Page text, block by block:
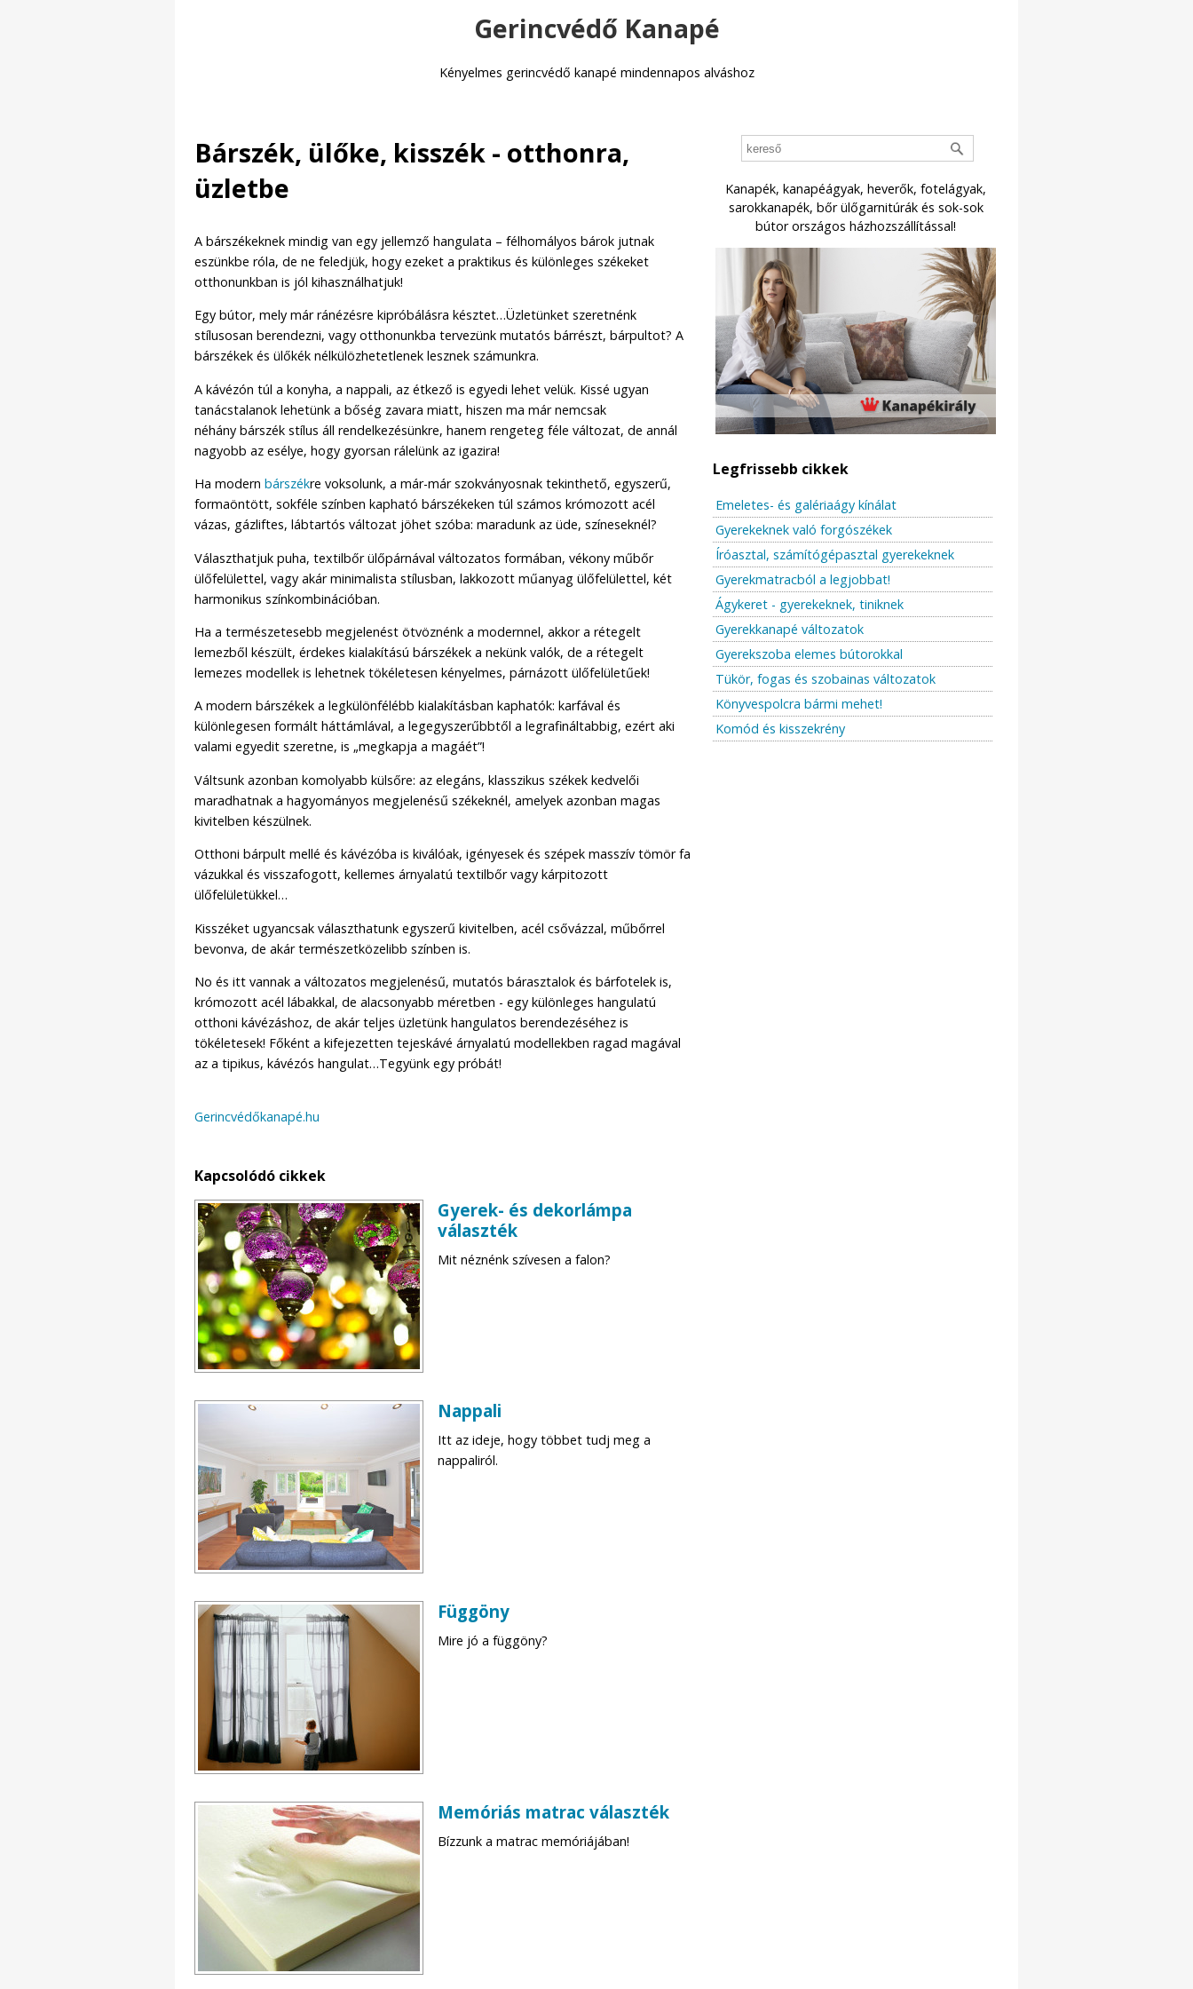
Gerincvédő Kanapé
Kényelmes gerincvédő kanapé mindennapos alváshoz
Bárszék, ülőke, kisszék - otthonra,
üzletbe
A bárszékeknek mindig van egy jellemző hangulata – félhomályos bárok jutnak
eszünkbe róla, de ne feledjük, hogy ezeket a praktikus és különleges székeket
otthonunkban is jól kihasználhatjuk!
Egy bútor, mely már ránézésre kipróbálásra késztet…Üzletünket szeretnénk
stílusosan berendezni, vagy otthonunkba tervezünk mutatós bárrészt, bárpultot? A
bárszékek és ülőkék nélkülözhetetlenek lesznek számunkra.
A kávézón túl a konyha, a nappali, az étkező is egyedi lehet velük. Kissé ugyan
tanácstalanok lehetünk a bőség zavara miatt, hiszen ma már nemcsak
néhány bárszék stílus áll rendelkezésünkre, hanem rengeteg féle változat, de annál
nagyobb az esélye, hogy gyorsan rálelünk az igazira!
Ha modern bárszékre voksolunk, a már-már szokványosnak tekinthető, egyszerű,
formaöntött, sokféle színben kapható bárszékeken túl számos krómozott acél
vázas, gázliftes, lábtartós változat jöhet szóba: maradunk az üde, színeseknél?
Választhatjuk puha, textilbőr ülőpárnával változatos formában, vékony műbőr
ülőfelülettel, vagy akár minimalista stílusban, lakkozott műanyag ülőfelülettel, két
harmonikus színkombinációban.
Ha a természetesebb megjelenést ötvöznénk a modernnel, akkor a rétegelt
lemezből készült, érdekes kialakítású bárszékek a nekünk valók, de a rétegelt
lemezes modellek is lehetnek tökéletesen kényelmes, párnázott ülőfelületűek!
A modern bárszékek a legkülönfélébb kialakításban kaphatók: karfával és
különlegesen formált háttámlával, a legegyszerűbbtől a legrafináltabbig, ezért aki
valami egyedit szeretne, is „megkapja a magáét”!
Váltsunk azonban komolyabb külsőre: az elegáns, klasszikus székek kedvelői
maradhatnak a hagyományos megjelenésű székeknél, amelyek azonban magas
kivitelben készülnek.
Otthoni bárpult mellé és kávézóba is kiválóak, igényesek és szépek masszív tömör fa
vázukkal és visszafogott, kellemes árnyalatú textilbőr vagy kárpitozott
ülőfelületükkel…
Kisszéket ugyancsak választhatunk egyszerű kivitelben, acél csővázzal, műbőrrel
bevonva, de akár természetközelibb színben is.
No és itt vannak a változatos megjelenésű, mutatós bárasztalok és bárfotelek is,
krómozott acél lábakkal, de alacsonyabb méretben - egy különleges hangulatú
otthoni kávézáshoz, de akár teljes üzletünk hangulatos berendezéséhez is
tökéletesek! Főként a kifejezetten tejeskávé árnyalatú modellekben ragad magával
az a tipikus, kávézós hangulat…Tegyünk egy próbát!
Gerincvédőkanapé.hu
Kapcsolódó cikkek
Gyerek- és dekorlámpa
választék
Mit néznénk szívesen a falon?
Nappali
Itt az ideje, hogy többet tudj meg a
nappaliról.
Függöny
Mire jó a függöny?
Memóriás matrac választék
Bízzunk a matrac memóriájában!
Kanapék, kanapéágyak, heverők, fotelágyak,
sarokkanapék, bőr ülőgarnitúrák és sok-sok
bútor országos házhozszállítással!
Legfrissebb cikkek
Emeletes- és galériaágy kínálat
Gyerekeknek való forgószékek
Íróasztal, számítógépasztal gyerekeknek
Gyerekmatracból a legjobbat!
Ágykeret - gyerekeknek, tiniknek
Gyerekkanapé változatok
Gyerekszoba elemes bútorokkal
Tükör, fogas és szobainas változatok
Könyvespolcra bármi mehet!
Komód és kisszekrény